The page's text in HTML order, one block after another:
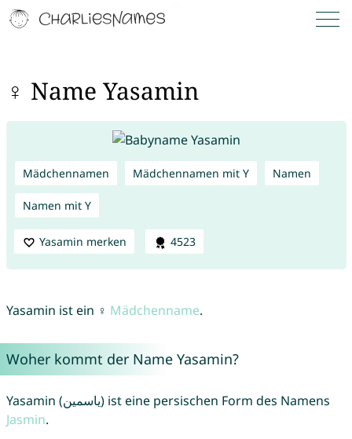
♀ Name Yasamin
Mädchennamen Mädchennamen mit Y Namen
Namen mit Y
Yasamin merken 4523
Yasamin ist ein ♀ Mädchenname.
Woher kommt der Name Yasamin?
Yasamin (یاسمین) ist eine persischen Form des Namens
Jasmin.